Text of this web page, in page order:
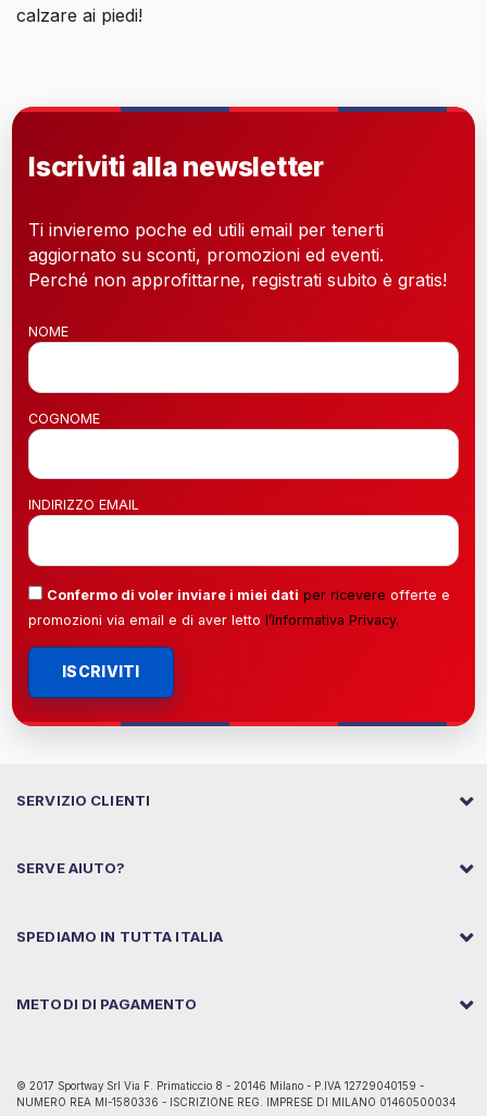
calzare ai piedi!
Iscriviti alla newsletter
Ti invieremo poche ed utili email per tenerti
aggiornato su sconti, promozioni ed eventi.
Perché non approfittarne, registrati subito è gratis!
NOME
COGNOME
INDIRIZZO EMAIL
Confermo di voler inviare i miei dati per ricevere offerte e
promozioni via email e di aver letto l’Informativa Privacy.
ISCRIVITI
SERVIZIO CLIENTI
SERVE AIUTO?
SPEDIAMO IN TUTTA ITALIA
METODI DI PAGAMENTO
© 2017 Sportway Srl Via F. Primaticcio 8 - 20146 Milano - P.IVA 12729040159 -
NUMERO REA MI-1580336 - ISCRIZIONE REG. IMPRESE DI MILANO 01460500034